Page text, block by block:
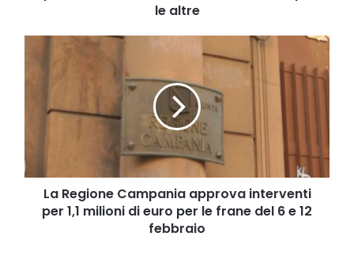
altre
le altre
Regione
Campania
approva
interventi
milioni
di
euro
per
La Regione Campania approva interventi
per 1,1 milioni di euro per le frane del 6 e 12
febbraio